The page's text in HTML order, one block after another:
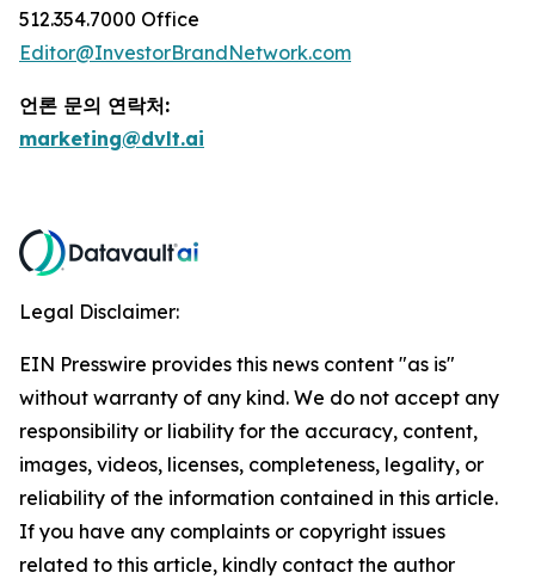
512.354.7000 Office
Editor@InvestorBrandNetwork.com
언론 문의 연락처:
marketing@dvlt.ai
Legal Disclaimer:
EIN Presswire provides this news content "as is"
without warranty of any kind. We do not accept any
responsibility or liability for the accuracy, content,
images, videos, licenses, completeness, legality, or
reliability of the information contained in this article.
If you have any complaints or copyright issues
related to this article, kindly contact the author